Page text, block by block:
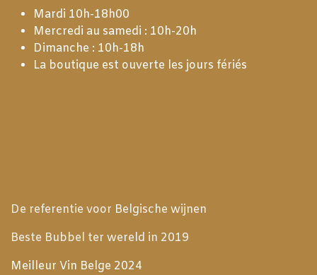
Mardi 10h-18h00
Mercredi au samedi : 10h-20h
Dimanche : 10h-18h
La boutique est ouverte les jours fériés
De referentie voor Belgische wijnen
Beste Bubbel ter wereld in 2019
Meilleur Vin Belge 2024